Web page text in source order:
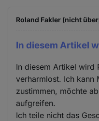
Roland Fakler (nicht
In diesem Artikel
In diesem Artikel wird
verharmlost. Ich kann
zustimmen, möchte
aufgreifen.
Ich teile nicht das